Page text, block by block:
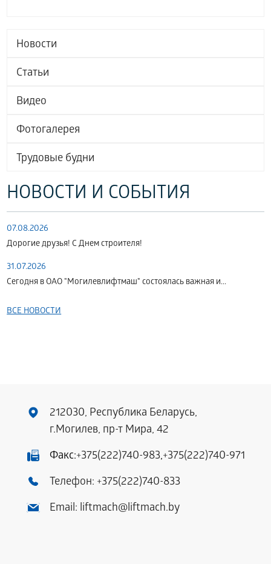
Новости
Статьи
Видео
Фотогалерея
Трудовые будни
НОВОСТИ И СОБЫТИЯ
07.08.2026
Дорогие друзья! С Днем строителя!
31.07.2026
Сегодня в ОАО "Могилевлифтмаш" состоялась важная и...
ВСЕ НОВОСТИ
212030, Республика Беларусь,
г.Могилев, пр-т Мира, 42
Факс:+375(222)740-983,+375(222)740-971
Телефон: +375(222)740-833
Email: liftmach@liftmach.by